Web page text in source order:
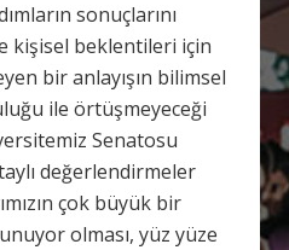
sonuçlarını
kişisel beklentileri için
bir anlayışın bilimsel
ile örtüşmeyeceği
Senatosu
değerlendirmeler
çok büyük bir
olması, yüz yüze